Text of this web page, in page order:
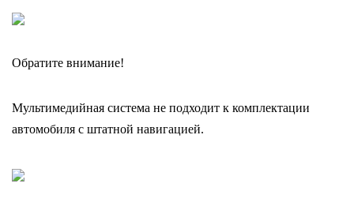
Обратите внимание!
Мультимедийная система не подходит к комплектации
автомобиля с штатной навигацией.